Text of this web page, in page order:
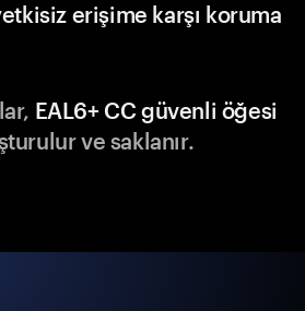
erişime karşı koruma
EAL6+ CC güvenli öğesi
ve saklanır.